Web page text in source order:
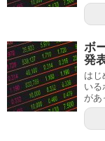
ボ
発
はじ
いる
があ